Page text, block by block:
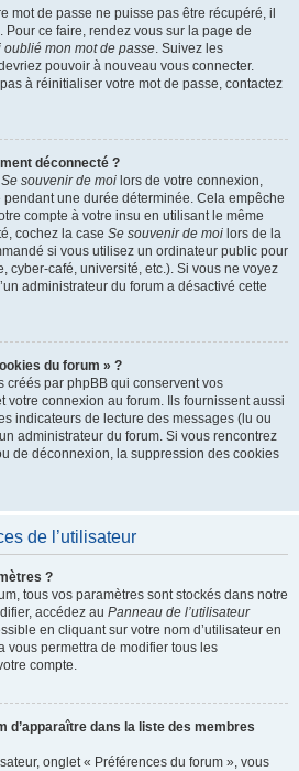
mot de passe ne puisse pas être récupéré, il
ce faire, rendez vous sur la page de
oublié mon mot de passe. Suivez les
pouvoir à nouveau vous connecter.
à réinitialiser votre mot de passe, contactez
déconnecté ?
Se souvenir de moi lors de votre connexion,
une durée déterminée. Cela empêche
compte à votre insu en utilisant le même
cochez la case Se souvenir de moi lors de la
si vous utilisez un ordinateur public pour
cyber-café, université, etc.). Si vous ne voyez
administrateur du forum a désactivé cette
du forum » ?
créés par phpBB qui conservent vos
votre connexion au forum. Ils fournissent aussi
indicateurs de lecture des messages (lu ou
administrateur du forum. Si vous rencontrez
de déconnexion, la suppression des cookies
de l’utilisateur
?
tous vos paramètres sont stockés dans notre
accédez au Panneau de l’utilisateur
en cliquant sur votre nom d’utilisateur en
vous permettra de modifier tous les
compte.
d’apparaître dans la liste des membres
onglet « Préférences du forum », vous